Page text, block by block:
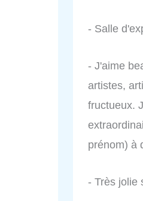
- Salle
- J'aime
artistes,
fructueux.
prénom) à
- Très jolie